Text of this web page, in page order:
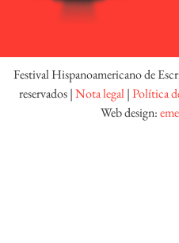
Festival Hispanoamericano de
reservados |Nota legal|Política
Web design: